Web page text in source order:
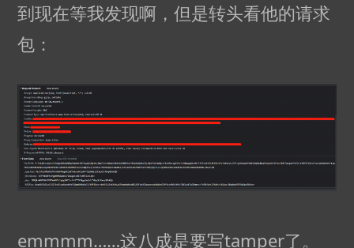
测
到现在等我发现啊，但是转头看他的请求
包：
emmmm……这八成是要写tamper了。